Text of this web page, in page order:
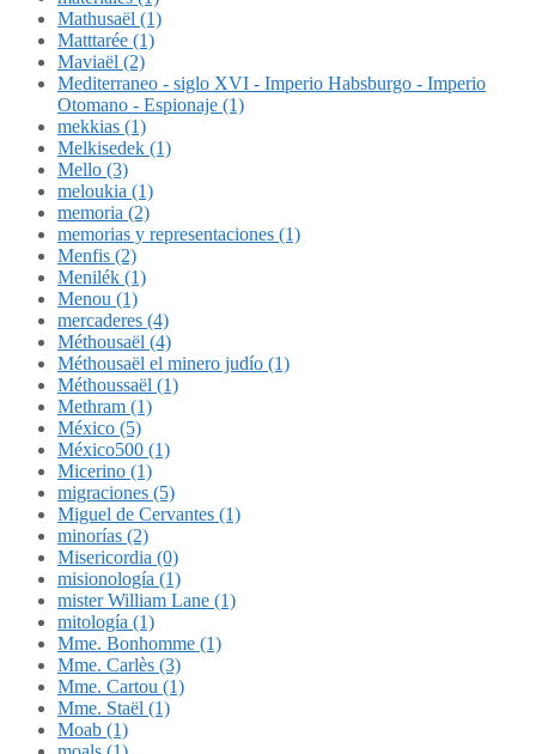
Mathusaël (1)
Matttarée (1)
Maviaël (2)
Mediterraneo - siglo XVI - Imperio Habsburgo - Imperio
Otomano - Espionaje (1)
mekkias (1)
Melkisedek (1)
Mello (3)
meloukia (1)
memoria (2)
memorias y representaciones (1)
Menfis (2)
Menilék (1)
Menou (1)
mercaderes (4)
Méthousaël (4)
Méthousaël el minero judío (1)
Méthoussaël (1)
Methram (1)
México (5)
México500 (1)
Micerino (1)
migraciones (5)
Miguel de Cervantes (1)
minorías (2)
Misericordia (0)
misionología (1)
mister William Lane (1)
mitología (1)
Mme. Bonhomme (1)
Mme. Carlès (3)
Mme. Cartou (1)
Mme. Staël (1)
Moab (1)